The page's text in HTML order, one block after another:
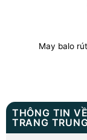
THÔNG TIN
TRANG
May balo